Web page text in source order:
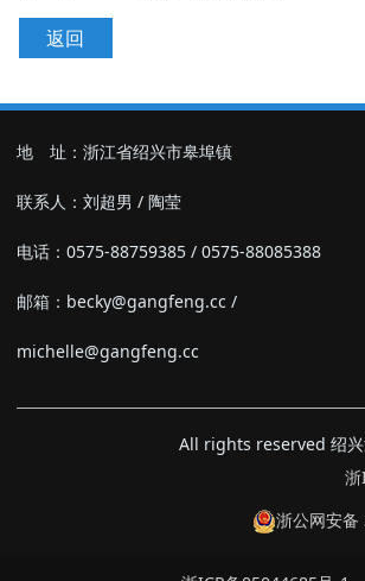
返回
地 址：浙江省绍兴市皋埠镇
联系人：刘超男 / 陶莹
电话：0575-88759385 / 0575-88085388
邮箱：becky@gangfeng.cc /
michelle@gangfeng.cc
All rights reserved 绍兴
浙公网安